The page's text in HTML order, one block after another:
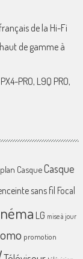
de la Hi-Fi
de gamme à
PRO, L9Q PRO,
CasqueCasque
sans fil Focal
LG mise à jour
promotion